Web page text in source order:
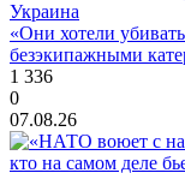
Украина
«Они хотели
безэкипажными
1 336
0
07.08.26